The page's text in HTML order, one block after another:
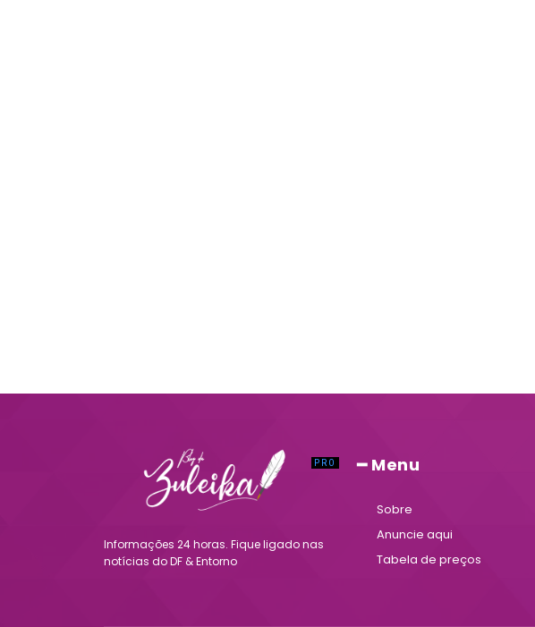
Informações 24 horas. Fique ligado nas
notícias do DF & Entorno
━ Menu
Sobre
Anuncie aqui
Tabela de preços